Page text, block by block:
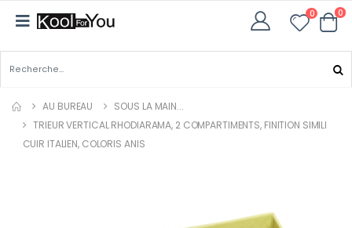
0 0
AU BUREAU
SOUS LA MAIN...
TRIEUR VERTICAL RHODIARAMA, 2 COMPARTIMENTS, FINITION SIMILI
CUIR ITALIEN, COLORIS ANIS